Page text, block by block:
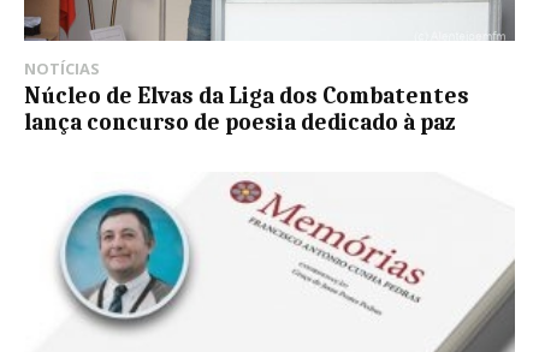
NOTÍCIAS
Núcleo de Elvas da Liga dos Combatentes
lança concurso de poesia dedicado à paz